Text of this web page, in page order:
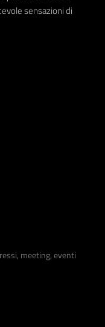
sensazioni di
meeting, eventi